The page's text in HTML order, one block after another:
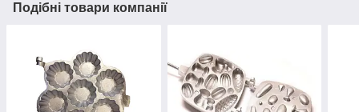
Подібні товари компанії